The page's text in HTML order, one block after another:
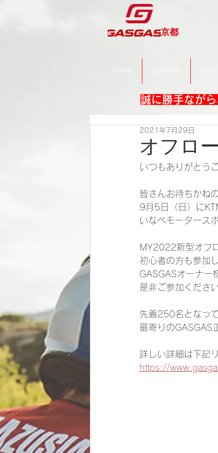
京都
HOME
誠に勝手なが
オフロ
2021年7月29日
いつもありがとう
皆さんお待ちかね
9月5日（日）に
いなべモータース
MY2022新型オフ
初心者の方も参加
GASGASオーナー
是非ご参加ください
先着250名となっ
最寄りのGASGAS
詳しい詳細は下記
https://